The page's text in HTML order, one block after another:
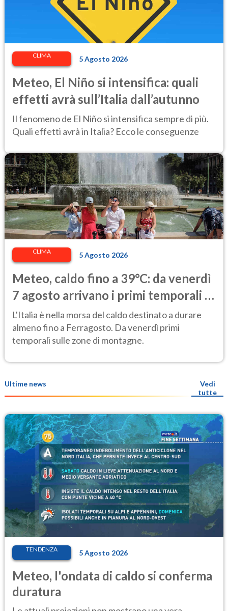
CLIMA 5 Agosto 2026
Meteo, El Niño si intensifica: quali
effetti avrà sull’Italia dall’autunno
Il fenomeno de El Niño si intensifica sempre di più.
Quali effetti avrà in Italia? Ecco le conseguenze
CLIMA 5 Agosto 2026
Meteo, caldo fino a 39°C: da venerdì
7 agosto arrivano i primi temporali e
un lieve calo delle temperature
L'Italia è nella morsa del caldo destinato a durare
almeno fino a Ferragosto. Da venerdì primi
temporali sulle zone di montagne.
Ultime news
Vedi
tutte
TENDENZA 5 Agosto 2026
Meteo, l'ondata di caldo si conferma
duratura